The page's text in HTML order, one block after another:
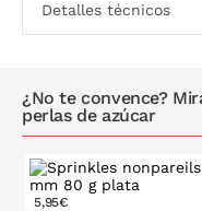
Detalles técnicos
¿No te convence?
perlas de azúcar
5,95€